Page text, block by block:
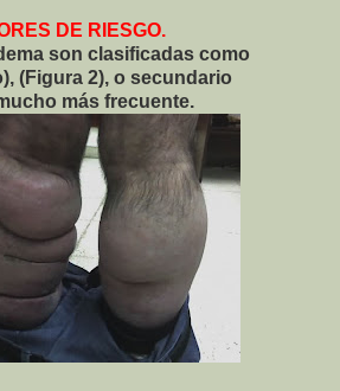
DE RIESGO.
son clasificadas como
(Figura 2), o secundario
más frecuente.